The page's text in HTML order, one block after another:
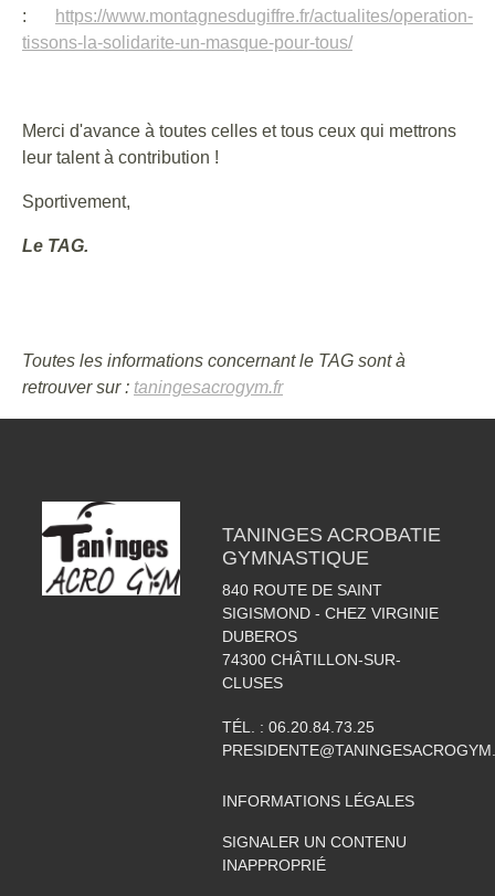
:
https://www.montagnesdugiffre.fr/actualites/operation-
tissons-la-solidarite-un-masque-pour-tous/
Merci d'avance à toutes celles et tous ceux qui mettrons
leur talent à contribution !
Sportivement,
Le TAG.
Toutes les informations concernant le TAG sont à
retrouver sur : taningesacrogym.fr
TANINGES ACROBATIE
GYMNASTIQUE
840 ROUTE DE SAINT
SIGISMOND - CHEZ VIRGINIE
DUBEROS
74300 CHÂTILLON-SUR-
CLUSES
TÉL. : 06.20.84.73.25
INFORMATIONS LÉGALES
SIGNALER UN CONTENU
INAPPROPRIÉ